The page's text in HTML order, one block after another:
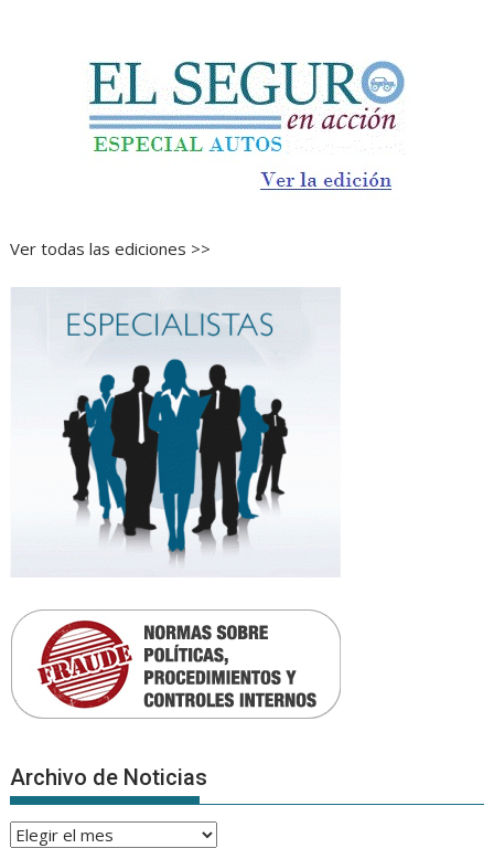
Ver todas las ediciones >>
Archivo de Noticias
Archivo